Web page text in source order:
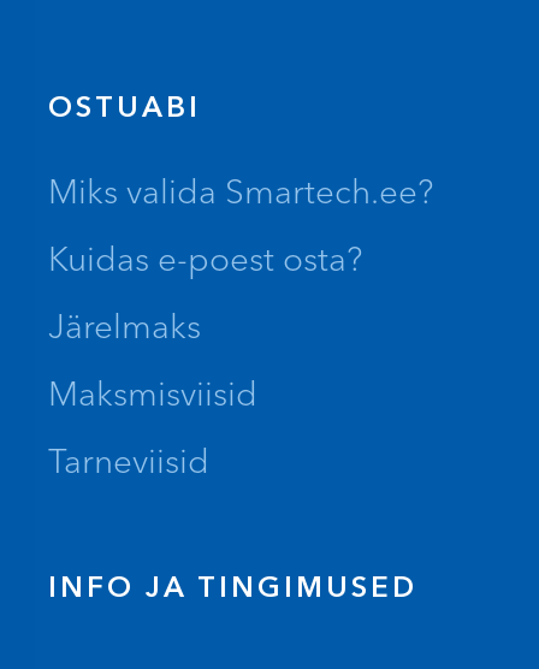
OSTUABI
Miks valida Smartech.ee?
Kuidas e-poest osta?
Järelmaks
Maksmisviisid
Tarneviisid
INFO JA TINGIMUSED